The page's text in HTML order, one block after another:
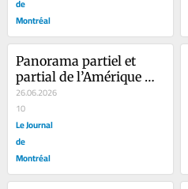
de
Montréal
Panorama partiel et
partial de l’Amérique
latine
26.06.2026
10
Le Journal
de
Montréal